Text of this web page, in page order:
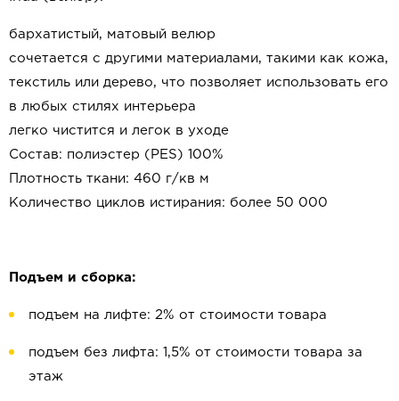
бархатистый, матовый велюр
сочетается с другими материалами, такими как кожа,
текстиль или дерево, что позволяет использовать его
в любых стилях интерьера
легко чистится и легок в уходе
Состав: полиэстер (PES) 100%
Плотность ткани: 460 г/кв м
Количество циклов истирания: более 50 000
Подъем и сборка:
подъем на лифте: 2% от стоимости товара
подъем без лифта: 1,5% от стоимости товара за
этаж